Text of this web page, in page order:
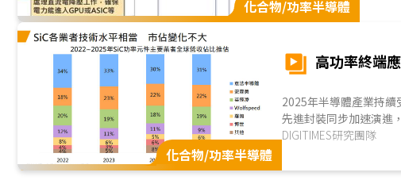
化合物/功率半導體
化合物/功率半導體
高功率終端
2025年半導體產業持
先進封裝同步加速演進
SEMICON Japan 2025
術上，已成為觀察先進
DIGITIMES研究團隊